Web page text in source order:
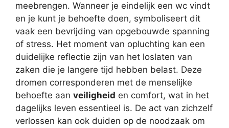
meebrengen. Wanneer je eindelijk een wc vindt
en je kunt je behoefte doen, symboliseert dit
vaak een bevrijding van opgebouwde spanning
of stress. Het moment van opluchting kan een
duidelijke reflectie zijn van het loslaten van
zaken die je langere tijd hebben belast. Deze
dromen corresponderen met de menselijke
behoefte aan veiligheid en comfort, wat in het
dagelijks leven essentieel is. De act van zichzelf
verlossen kan ook duiden op de noodzaak om